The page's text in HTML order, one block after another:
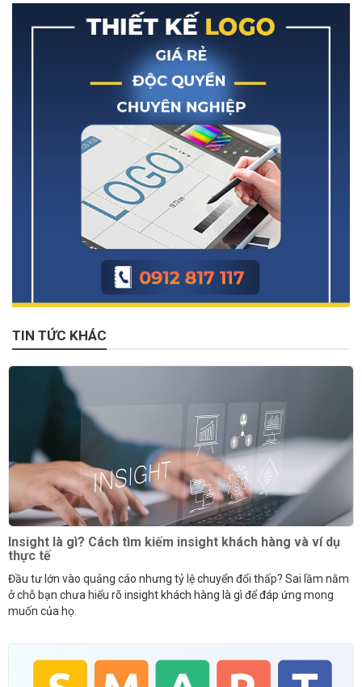
TIN TỨC KHÁC
Insight là gì? Cách tìm kiếm insight khách hàng và ví dụ
thực tế
Đầu tư lớn vào quảng cáo nhưng tỷ lệ chuyển đổi thấp? Sai lầm nằm
ở chỗ bạn chưa hiểu rõ insight khách hàng là gì để đáp ứng mong
muốn của họ.